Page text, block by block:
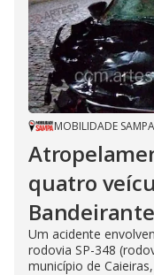
MOBILIDADE SAMPA
quatro
Um acidente
rodovia SP-348
município de Caieiras,